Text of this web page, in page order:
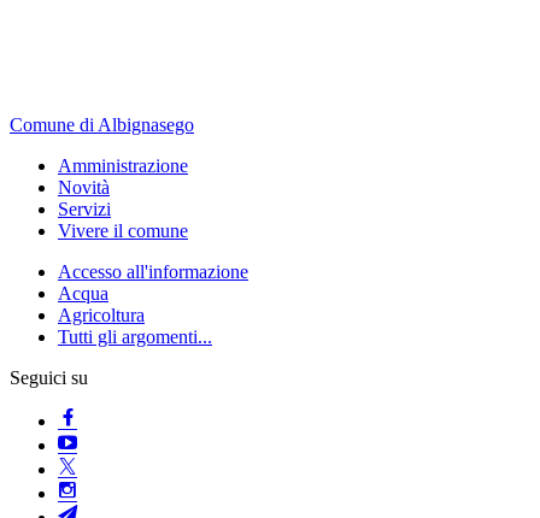
Comune di Albignasego
Amministrazione
Novità
Servizi
Vivere il comune
Accesso all'informazione
Acqua
Agricoltura
Tutti gli argomenti...
Seguici su